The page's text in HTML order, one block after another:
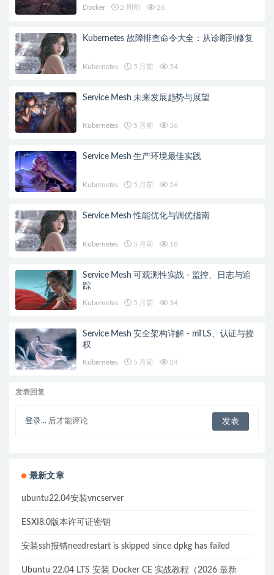
Docker 2 周前 26
Kubernetes 故障排查命令大全：从诊断到修复
Kubernetes 5 月前 54
Service Mesh 未来发展趋势与展望
Kubernetes 5 月前 36
Service Mesh 生产环境最佳实践
Kubernetes 5 月前 26
Service Mesh 性能优化与调优指南
Kubernetes 5 月前 18
Service Mesh 可观测性实战 - 监控、日志与追
踪
Kubernetes 5 月前 34
Service Mesh 安全架构详解 - mTLS、认证与授
权
Kubernetes 5 月前 24
发表回复
登录... 后才能评论
最新文章
ubuntu22.04安装vncserver
ESXI8.0版本许可证密钥
安装ssh报错needrestart is skipped since dpkg has failed
Ubuntu 22.04 LTS 安装 Docker CE 实战教程（2026 最新